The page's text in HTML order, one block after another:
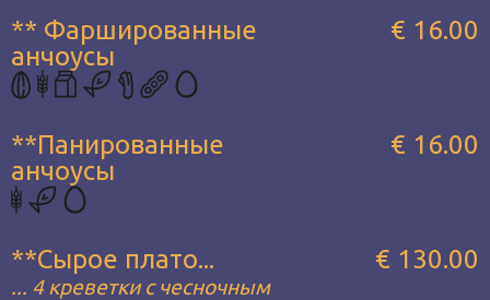
** Фаршированные
анчоусы
€ 16.00
**Панированные
анчоусы
€ 16.00
**Сырое плато...
... 4 креветки с чесночным
€ 130.00